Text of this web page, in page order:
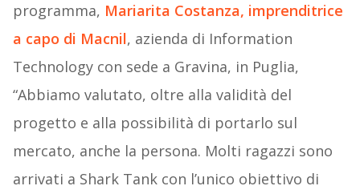
programma, Mariarita Costanza, imprenditrice
a capo di Macnil, azienda di Information
Technology con sede a Gravina, in Puglia,
“Abbiamo valutato, oltre alla validità del
progetto e alla possibilità di portarlo sul
mercato, anche la persona. Molti ragazzi sono
arrivati a Shark Tank con l’unico obiettivo di